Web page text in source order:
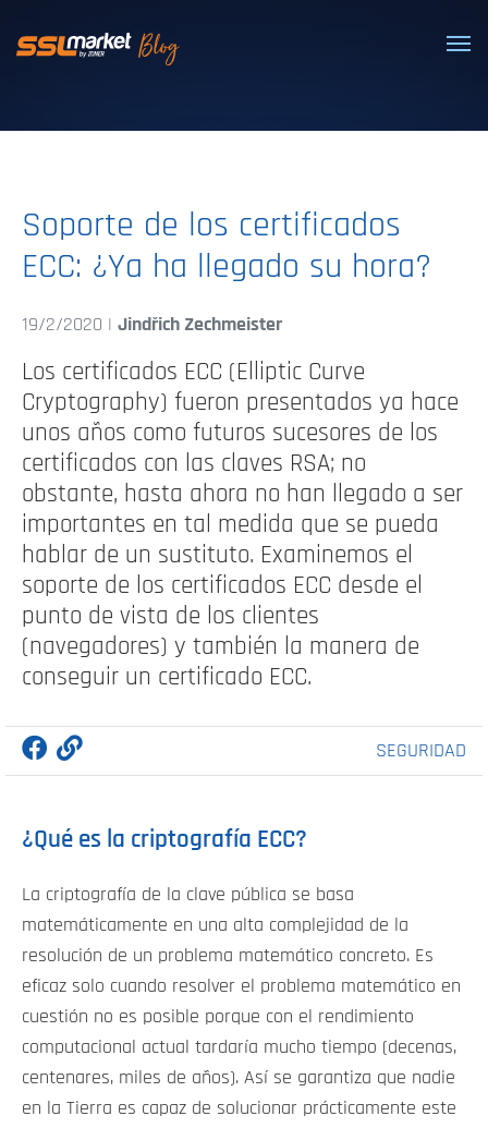
Certificados SSL/TLS confiables
Soporte de los certificados
ECC: ¿Ya ha llegado su hora?
19/2/2020 | Jindřich Zechmeister
Los certificados ECC (Elliptic Curve
Cryptography) fueron presentados ya hace
unos años como futuros sucesores de los
certificados con las claves RSA; no
obstante, hasta ahora no han llegado a ser
importantes en tal medida que se pueda
hablar de un sustituto. Examinemos el
soporte de los certificados ECC desde el
punto de vista de los clientes
(navegadores) y también la manera de
conseguir un certificado ECC.
SEGURIDAD
¿Qué es la criptografía ECC?
La criptografía de la clave pública se basa
matemáticamente en una alta complejidad de la
resolución de un problema matemático concreto. Es
eficaz solo cuando resolver el problema matemático en
cuestión no es posible porque con el rendimiento
computacional actual tardaría mucho tiempo (decenas,
centenares, miles de años). Así se garantiza que nadie
en la Tierra es capaz de solucionar prácticamente este